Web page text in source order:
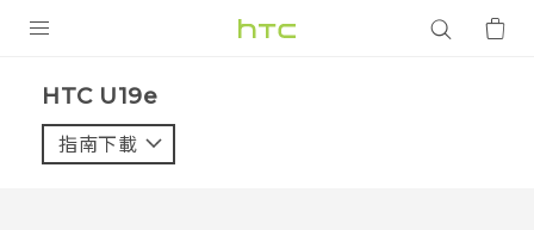
VIVE
HTC U19e‎
指南下載